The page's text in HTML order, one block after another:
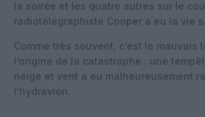
la soirée et les quatre autres sur le
radiotélégraphiste Cooper a eu la vie
Comme très souvent, c’est le mauvais
l’origine de la catastrophe : une
neige et vent a eu malheureusement
l’hydravion.